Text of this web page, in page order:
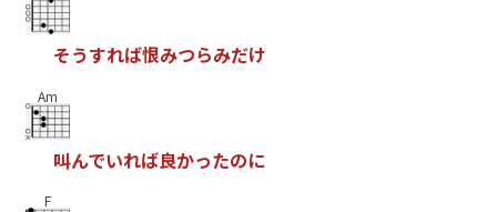
そうすれば恨みつらみだけ
Am
叫んでいれば良かったのに
F